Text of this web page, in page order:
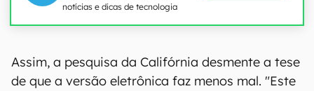
notícias e dicas de tecnologia
Assim, a pesquisa da Califórnia desmente a tese
de que a versão eletrônica faz menos mal. "Este